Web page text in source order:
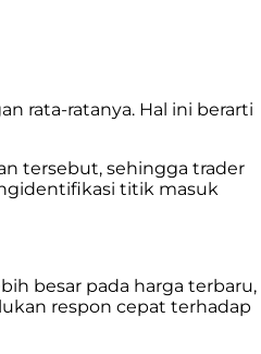
rata-ratanya. Hal ini berarti
tersebut, sehingga trader
titik masuk
besar pada harga terbaru,
respon cepat terhadap